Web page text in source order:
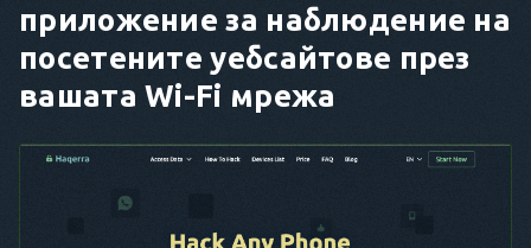
приложение за наблюдение на
посетените уебсайтове през
вашата Wi-Fi мрежа